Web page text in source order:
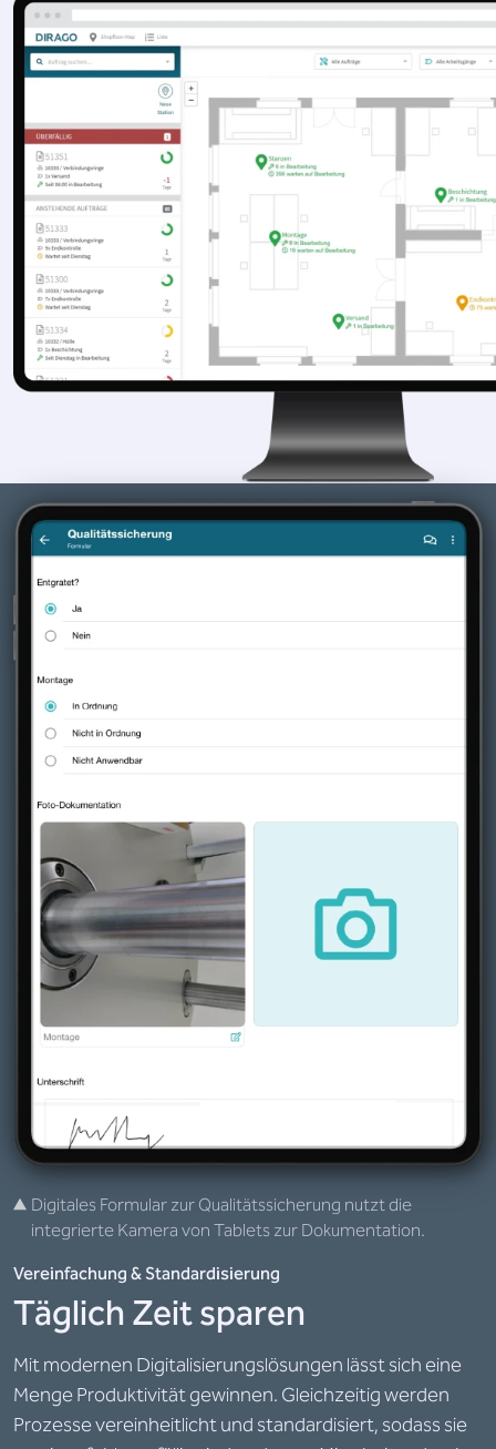
Vereinfachung & Standardisierung
Täglich Zeit sparen
Mit modernen Digitalisierungslösungen lässt sich eine
Menge Produktivität gewinnen. Gleichzeitig werden
Prozesse vereinheitlicht und standardisiert, sodass sie
Digitales Formular zur Qualitätssicherung nutzt die
integrierte Kamera von Tablets zur Dokumentation.